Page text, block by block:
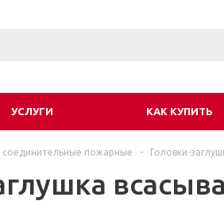
УСЛУГИ КАК КУПИТЬ
соединительные пожарные - Головки-